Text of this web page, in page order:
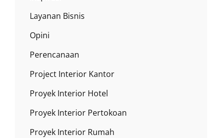
Layanan Bisnis
Opini
Perencanaan
Project Interior Kantor
Proyek Interior Hotel
Proyek Interior Pertokoan
Proyek Interior Rumah